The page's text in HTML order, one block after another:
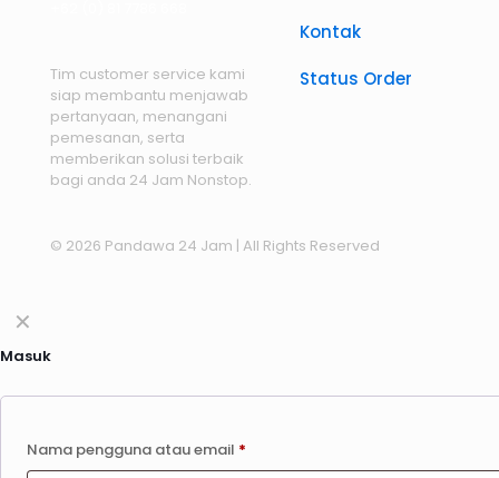
Tim customer service kami
siap membantu menjawab
pertanyaan, menangani
pemesanan, serta
memberikan solusi terbaik
bagi anda 24 Jam Nonstop.
Kontak
Status Order
© 2026 Pandawa 24 Jam | All Rights Reserved
✕
Masuk
Nama pengguna atau email *